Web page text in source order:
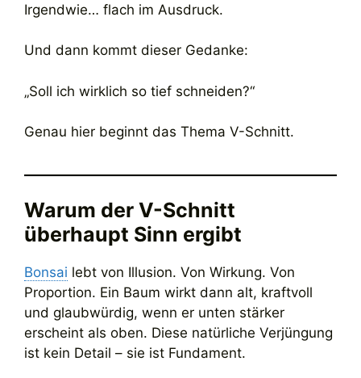
Irgendwie… flach im Ausdruck.
Und dann kommt dieser Gedanke:
„Soll ich wirklich so tief schneiden?“
Genau hier beginnt das Thema V-Schnitt.
Warum der V-Schnitt
überhaupt Sinn ergibt
Bonsai lebt von Illusion. Von Wirkung. Von
Proportion. Ein Baum wirkt dann alt, kraftvoll
und glaubwürdig, wenn er unten stärker
erscheint als oben. Diese natürliche Verjüngung
ist kein Detail – sie ist Fundament.